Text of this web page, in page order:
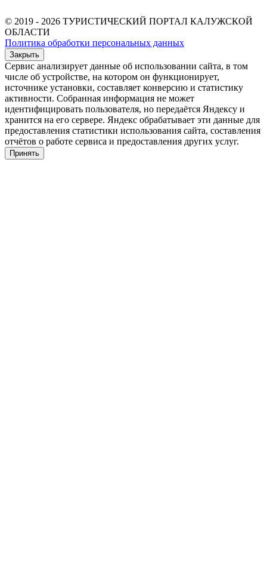
© 2019 - 2026 ТУРИСТИЧЕСКИЙ ПОРТАЛ КАЛУЖСКОЙ
ОБЛАСТИ
Политика обработки персональных данных
Закрыть
Сервис анализирует данные об использовании сайта, в том
числе об устройстве, на котором он функционирует,
источнике установки, составляет конверсию и статистику
активности. Собранная информация не может
идентифицировать пользователя, но передаётся Яндексу и
хранится на его сервере. Яндекс обрабатывает эти данные для
предоставления статистики использования сайта, составления
отчётов о работе сервиса и предоставления других услуг.
Принять